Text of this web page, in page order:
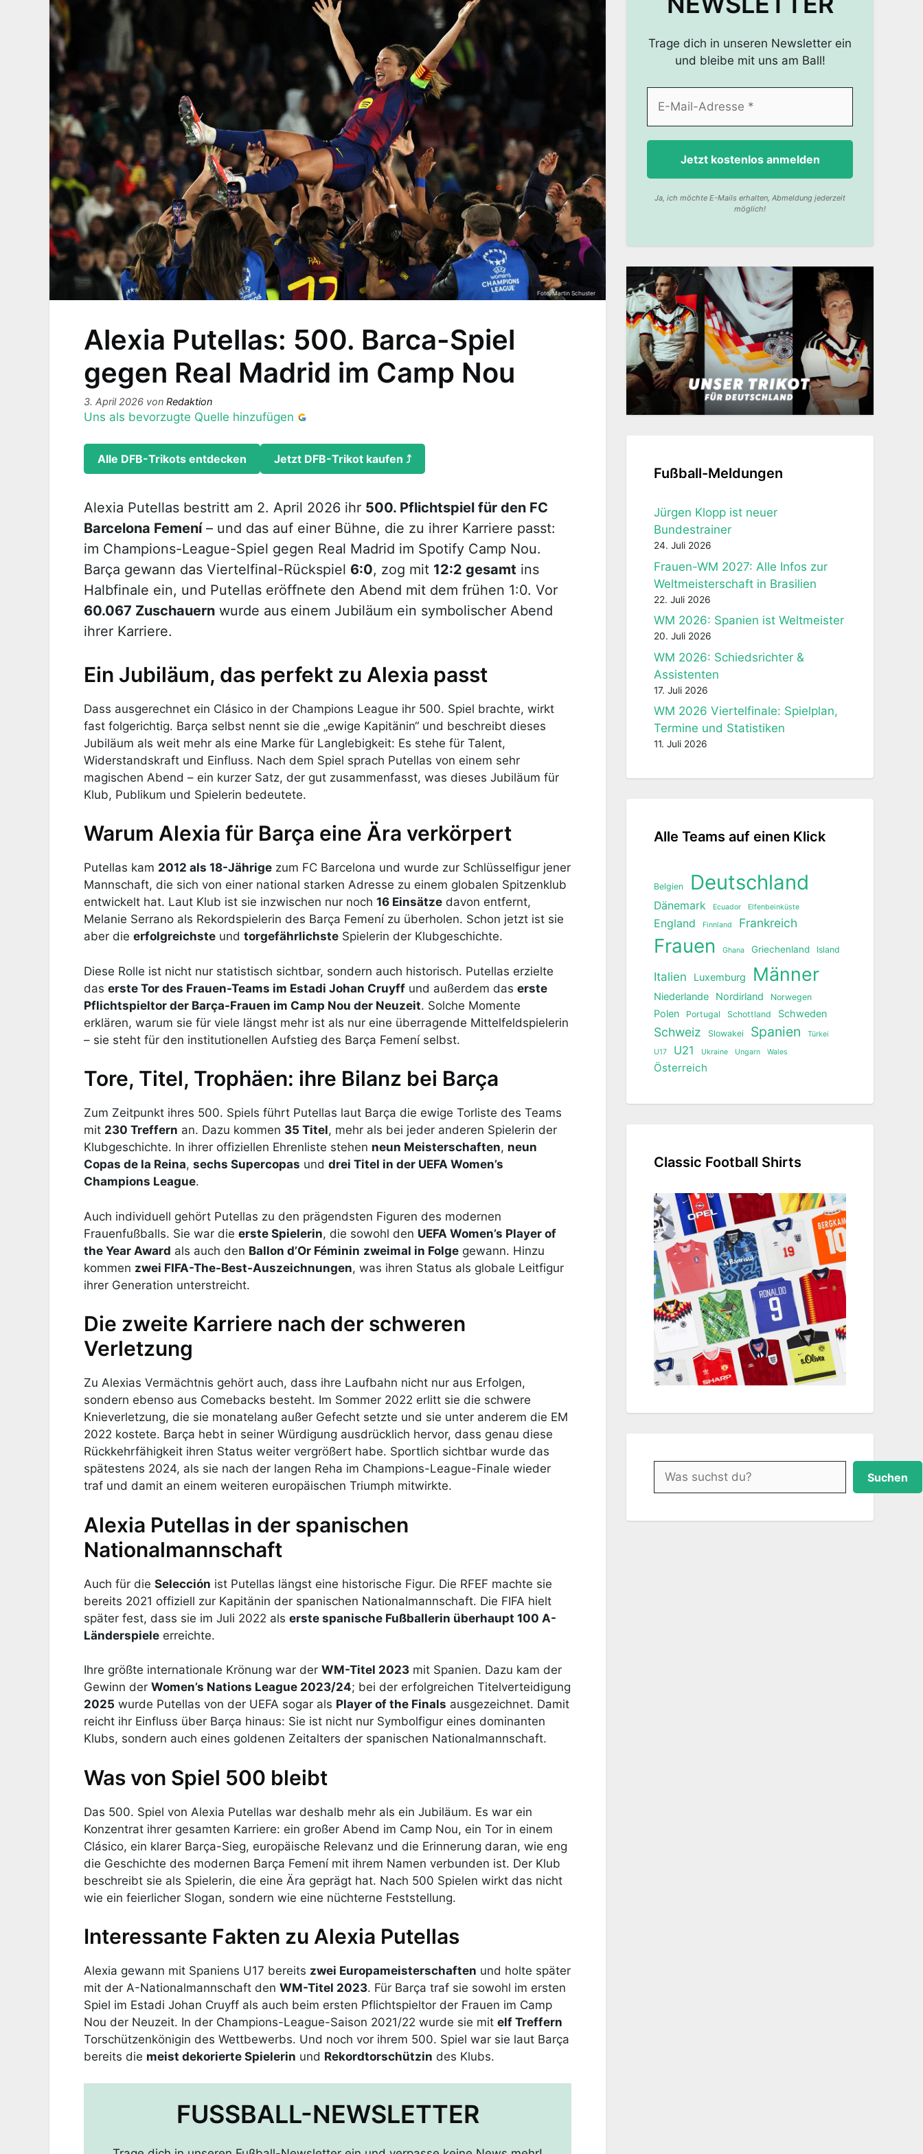
Foto: Martin Schuster
Alexia Putellas: 500. Barca-Spiel
gegen Real Madrid im Camp Nou
3. April 2026 von Redaktion
Uns als bevorzugte Quelle hinzufügen
Alle DFB-Trikots entdecken Jetzt DFB-Trikot kaufen ⤴
Alexia Putellas bestritt am 2. April 2026 ihr 500. Pflichtspiel für den FC
Barcelona Femení– und das auf einer Bühne, die zu ihrer Karriere passt:
im Champions-League-Spiel gegen Real Madrid im Spotify Camp Nou.
Barça gewann das Viertelfinal-Rückspiel 6:0, zog mit 12:2 gesamt ins
Halbfinale ein, und Putellas eröffnete den Abend mit dem frühen 1:0. Vor
60.067 Zuschauern wurde aus einem Jubiläum ein symbolischer Abend
ihrer Karriere.
Ein Jubiläum, das perfekt zu Alexia passt
Dass ausgerechnet ein Clásico in der Champions League ihr 500. Spiel brachte, wirkt
fast folgerichtig. Barça selbst nennt sie die „ewige Kapitänin“ und beschreibt dieses
Jubiläum als weit mehr als eine Marke für Langlebigkeit: Es stehe für Talent,
Widerstandskraft und Einfluss. Nach dem Spiel sprach Putellas von einem sehr
magischen Abend – ein kurzer Satz, der gut zusammenfasst, was dieses Jubiläum für
Klub, Publikum und Spielerin bedeutete.
Warum Alexia für Barça eine Ära verkörpert
Putellas kam 2012 als 18-Jährige zum FC Barcelona und wurde zur Schlüsselfigur jener
Mannschaft, die sich von einer national starken Adresse zu einem globalen Spitzenklub
entwickelt hat. Laut Klub ist sie inzwischen nur noch 16 Einsätze davon entfernt,
Melanie Serrano als Rekordspielerin des Barça Femení zu überholen. Schon jetzt ist sie
aber die erfolgreichste und torgefährlichste Spielerin der Klubgeschichte.
Diese Rolle ist nicht nur statistisch sichtbar, sondern auch historisch. Putellas erzielte
das erste Tor des Frauen-Teams im Estadi Johan Cruyff und außerdem das erste
Pflichtspieltor der Barça-Frauen im Camp Nou der Neuzeit. Solche Momente
erklären, warum sie für viele längst mehr ist als nur eine überragende Mittelfeldspielerin
– sie steht für den institutionellen Aufstieg des Barça Femení selbst.
Tore, Titel, Trophäen: ihre Bilanz bei Barça
Zum Zeitpunkt ihres 500. Spiels führt Putellas laut Barça die ewige Torliste des Teams
mit 230 Treffern an. Dazu kommen 35 Titel, mehr als bei jeder anderen Spielerin der
Klubgeschichte. In ihrer offiziellen Ehrenliste stehen neun Meisterschaften, neun
Copas de la Reina, sechs Supercopas und drei Titel in der UEFA Women’s
Champions League.
Auch individuell gehört Putellas zu den prägendsten Figuren des modernen
Frauenfußballs. Sie war die erste Spielerin, die sowohl den UEFA Women’s Player of
the Year Award als auch den Ballon d’Or Féminin zweimal in Folge gewann. Hinzu
kommen zwei FIFA-The-Best-Auszeichnungen, was ihren Status als globale Leitfigur
ihrer Generation unterstreicht.
Die zweite Karriere nach der schweren
Verletzung
Zu Alexias Vermächtnis gehört auch, dass ihre Laufbahn nicht nur aus Erfolgen,
sondern ebenso aus Comebacks besteht. Im Sommer 2022 erlitt sie die schwere
Knieverletzung, die sie monatelang außer Gefecht setzte und sie unter anderem die EM
2022 kostete. Barça hebt in seiner Würdigung ausdrücklich hervor, dass genau diese
Rückkehrfähigkeit ihren Status weiter vergrößert habe. Sportlich sichtbar wurde das
spätestens 2024, als sie nach der langen Reha im Champions-League-Finale wieder
traf und damit an einem weiteren europäischen Triumph mitwirkte.
Alexia Putellas in der spanischen
Nationalmannschaft
Auch für die Selección ist Putellas längst eine historische Figur. Die RFEF machte sie
bereits 2021 offiziell zur Kapitänin der spanischen Nationalmannschaft. Die FIFA hielt
später fest, dass sie im Juli 2022 als erste spanische Fußballerin überhaupt 100 A-
Länderspiele erreichte.
Ihre größte internationale Krönung war der WM-Titel 2023 mit Spanien. Dazu kam der
Gewinn der Women’s Nations League 2023/24; bei der erfolgreichen Titelverteidigung
2025 wurde Putellas von der UEFA sogar als Player of the Finals ausgezeichnet. Damit
reicht ihr Einfluss über Barça hinaus: Sie ist nicht nur Symbolfigur eines dominanten
Klubs, sondern auch eines goldenen Zeitalters der spanischen Nationalmannschaft.
Was von Spiel 500 bleibt
Das 500. Spiel von Alexia Putellas war deshalb mehr als ein Jubiläum. Es war ein
Konzentrat ihrer gesamten Karriere: ein großer Abend im Camp Nou, ein Tor in einem
Clásico, ein klarer Barça-Sieg, europäische Relevanz und die Erinnerung daran, wie eng
die Geschichte des modernen Barça Femení mit ihrem Namen verbunden ist. Der Klub
beschreibt sie als Spielerin, die eine Ära geprägt hat. Nach 500 Spielen wirkt das nicht
wie ein feierlicher Slogan, sondern wie eine nüchterne Feststellung.
Interessante Fakten zu Alexia Putellas
Alexia gewann mit Spaniens U17 bereits zwei Europameisterschaften und holte später
mit der A-Nationalmannschaft den WM-Titel 2023. Für Barça traf sie sowohl im ersten
Spiel im Estadi Johan Cruyff als auch beim ersten Pflichtspieltor der Frauen im Camp
Nou der Neuzeit. In der Champions-League-Saison 2021/22 wurde sie mit elf Treffern
Torschützenkönigin des Wettbewerbs. Und noch vor ihrem 500. Spiel war sie laut Barça
bereits die meist dekorierte Spielerin und Rekordtorschützin des Klubs.
FUSSBALL-NEWSLETTER
Trage dich in unseren Newsletter ein
und bleibe mit uns am Ball!
Ja, ich möchte E-Mails erhalten, Abmeldung jederzeit
möglich!
Fußball-Meldungen
Jürgen Klopp ist neuer
Bundestrainer
24. Juli 2026
Frauen-WM 2027: Alle Infos zur
Weltmeisterschaft in Brasilien
22. Juli 2026
WM 2026: Spanien ist Weltmeister
20. Juli 2026
WM 2026: Schiedsrichter &
Assistenten
17. Juli 2026
WM 2026 Viertelfinale: Spielplan,
Termine und Statistiken
11. Juli 2026
Alle Teams auf einen Klick
Belgien Deutschland
Dänemark Ecuador Elfenbeinküste
England Finnland Frankreich
Frauen Ghana Griechenland Island
Italien Luxemburg Männer
Niederlande Nordirland Norwegen
Polen Portugal Schottland Schweden
Schweiz Slowakei Spanien
Türkei
U17
U21 Ukraine Ungarn Wales
Österreich
Classic Football Shirts
Suchen
Suchen